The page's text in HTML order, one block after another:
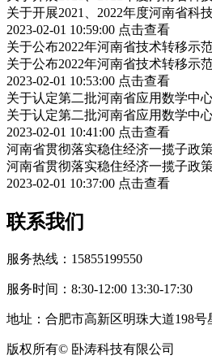
关于开展2021、2022年度河南省科
2023-02-01 10:59:00 点击查看
关于公布2022年河南省技术转移示
关于公布2022年河南省技术转移示
2023-02-01 10:53:00 点击查看
关于认定第二批河南省应用数学中
关于认定第二批河南省应用数学中
2023-02-01 10:41:00 点击查看
河南省贯彻落实稳住经济一揽子政
河南省贯彻落实稳住经济一揽子政
2023-02-01 10:37:00 点击查看
联系我们
服务热线：15855199550
服务时间：8:30-12:00 13:30-17:30
地址：合肥市高新区明珠大道198号
版权所有© 卧涛科技有限公司